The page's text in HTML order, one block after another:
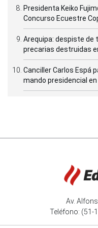
Presidenta Keiko
Concurso Ecuestre
Arequipa: despiste de
precarias destruidas
Canciller Carlos Espá
mando presidencial en
Av.
Teléfono: (51-